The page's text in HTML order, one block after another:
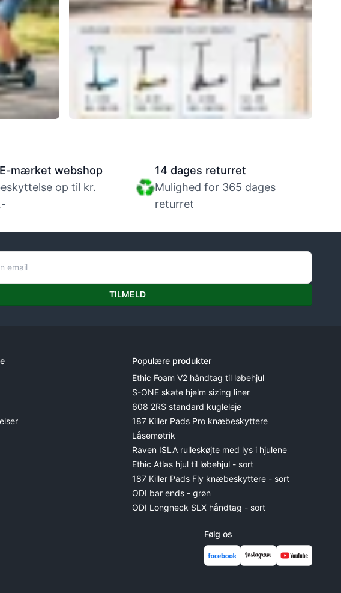
mærket webshop
op til kr.
14 dages returret
Mulighed for 365 dages
returret
TILMELD
Populære produkter
Ethic Foam V2 håndtag til løbehjul
S-ONE skate hjelm sizing liner
608 2RS standard kugleleje
187 Killer Pads Pro knæbeskyttere
Låsemøtrik
Raven ISLA rulleskøjte med lys i hjulene
Ethic Atlas hjul til løbehjul - sort
187 Killer Pads Fly knæbeskyttere - sort
ODI bar ends - grøn
ODI Longneck SLX håndtag - sort
Følg os